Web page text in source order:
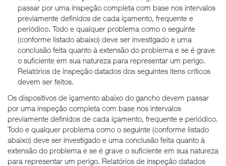
passar por uma inspeção completa com base nos intervalos
previamente definidos de cada içamento, frequente e
periódico. Todo e qualquer problema como o seguinte
(conforme listado abaixo) deve ser investigado e uma
conclusão feita quanto à extensão do problema e se é grave
o suficiente em sua natureza para representar um perigo.
Relatórios de inspeção datados dos seguintes itens críticos
devem ser feitos.
Os dispositivos de içamento abaixo do gancho devem passar
por uma inspeção completa com base nos intervalos
previamente definidos de cada içamento, frequente e periódico.
Todo e qualquer problema como o seguinte (conforme listado
abaixo) deve ser investigado e uma conclusão feita quanto à
extensão do problema e se é grave o suficiente em sua natureza
para representar um perigo. Relatórios de inspeção datados